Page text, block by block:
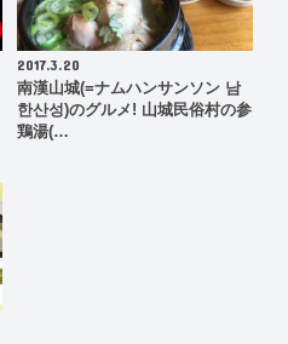
2017.3.20
南漢山城(=ナムハンサンソン 남
한산성)のグルメ! 山城民俗村の参
鶏湯(…